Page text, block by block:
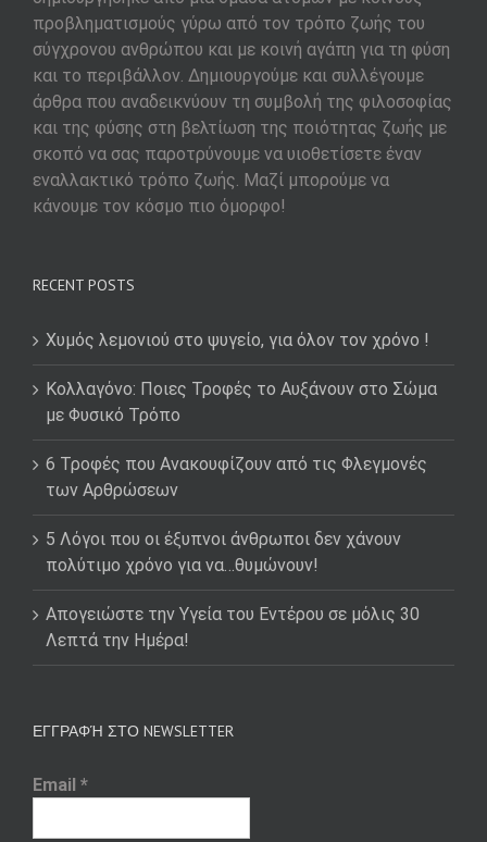
προβληματισμούς γύρω από τον τρόπο ζωής του
σύγχρονου ανθρώπου και με κοινή αγάπη για τη φύση
και το περιβάλλον. Δημιουργούμε και συλλέγουμε
άρθρα που αναδεικνύουν τη συμβολή της φιλοσοφίας
και της φύσης στη βελτίωση της ποιότητας ζωής με
σκοπό να σας παροτρύνουμε να υιοθετίσετε έναν
εναλλακτικό τρόπο ζωής. Μαζί μπορούμε να
κάνουμε τον κόσμο πιο όμορφο!
RECENT POSTS
Χυμός λεμονιού στο ψυγείο, για όλον τον χρόνο !
Κολλαγόνο: Ποιες Τροφές το Αυξάνουν στο Σώμα
με Φυσικό Τρόπο
6 Τροφές που Ανακουφίζουν από τις Φλεγμονές
των Αρθρώσεων
5 Λόγοι που οι έξυπνοι άνθρωποι δεν χάνουν
πολύτιμο χρόνο για να…θυμώνουν!
Απογειώστε την Υγεία του Εντέρου σε μόλις 30
Λεπτά την Ημέρα!
ΕΓΓΡΑΦΉ ΣΤΟ NEWSLETTER
Email *